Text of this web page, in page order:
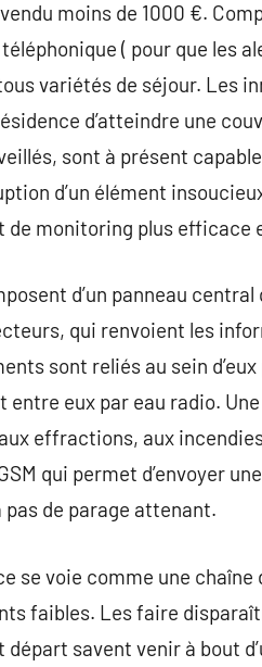
moins de 1000 €.
( pour que les
variétés de séjour. Les
d’atteindre une
sont à présent
d’un élément
de monitoring plus efficace
d’un panneau
qui renvoient les
sont reliés au sein
eux par eau radio.
effractions, aux
qui permet d’envoyer
pas de parage attenant.
se voie comme une
faibles. Les faire
savent venir à bout